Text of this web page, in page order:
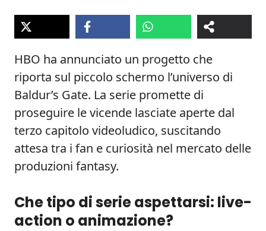
HBO ha annunciato un progetto che
riporta sul piccolo schermo l’universo di
Baldur’s Gate. La serie promette di
proseguire le vicende lasciate aperte dal
terzo capitolo videoludico, suscitando
attesa tra i fan e curiosità nel mercato delle
produzioni fantasy.
Che tipo di serie aspettarsi: live-
action o animazione?